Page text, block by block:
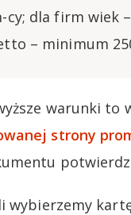
dla firm wiek
– minimum
warunki to
strony
wybierzemy